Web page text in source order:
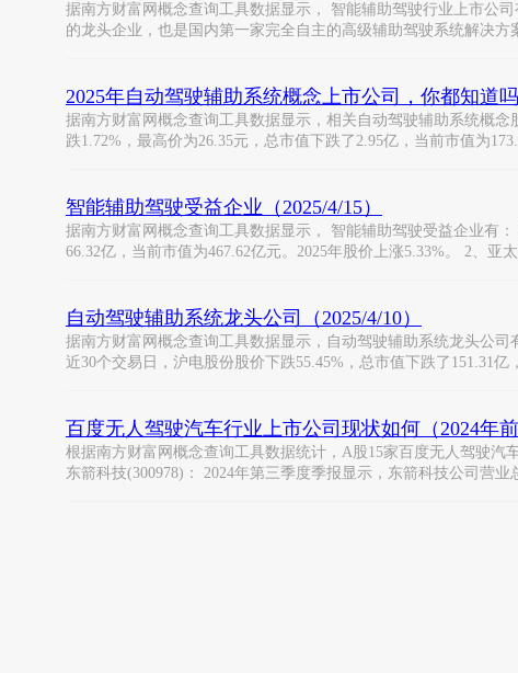
据南方财富网概念查询工具数据显示， 智能辅助驾驶行业上市公
的龙头企业，也是国内第一家完全自主的高级辅助驾驶系统解决方
2025年自动驾驶辅助系统概念上市公司，你都知道吗
据南方财富网概念查询工具数据显示，相关自动驾驶辅助系统概念
跌1.72%，最高价为26.35元，总市值下跌了2.95亿，当前市值为
智能辅助驾驶受益企业（2025/4/15）
据南方财富网概念查询工具数据显示， 智能辅助驾驶受益企业有
66.32亿，当前市值为467.62亿元。2025年股价上涨5.33%。 2、亚
自动驾驶辅助系统龙头公司（2025/4/10）
据南方财富网概念查询工具数据显示，自动驾驶辅助系统龙头公司
近30个交易日，沪电股份股价下跌55.45%，总市值下跌了151.31亿
百度无人驾驶汽车行业上市公司现状如何（2024年前
根据南方财富网概念查询工具数据统计，A股15家百度无人驾驶汽
东箭科技(300978)： 2024年第三季度季报显示，东箭科技公司营业